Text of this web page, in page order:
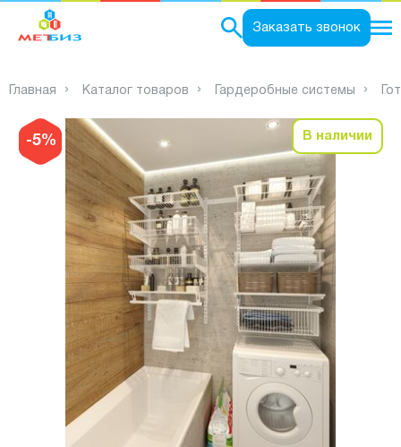
Заказать звонок
Главная Каталог товаров Гардеробные системы
-5% В наличии